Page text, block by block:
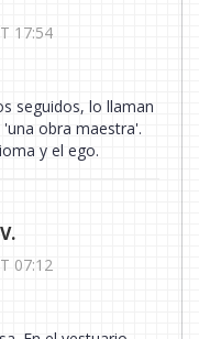
17:54
seguidos, lo llaman
obra maestra'.
y el ego.
07:12